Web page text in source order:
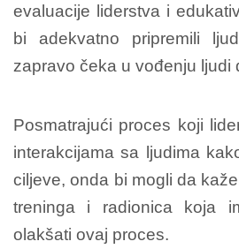
evaluacije liderstva i
bi adekvatno pripremili
zapravo čeka u vođenju ljudi
Posmatrajući proces koji
interakcijama sa ljudima
ciljeve, onda bi mogli da
treninga i radionica koja
olakšati ovaj proces.